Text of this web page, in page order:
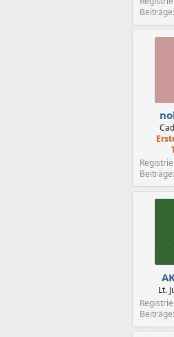
Beiträge
Beiträge
Lt.
Beiträge